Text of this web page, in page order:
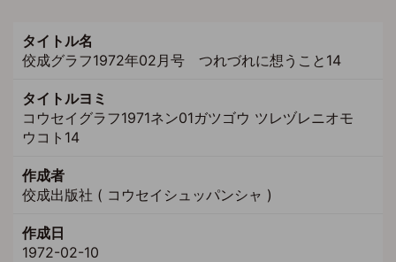
タイトル名
佼成グラフ1972年02月号 つれづれに想うこと14
タイトルヨミ
コウセイグラフ1971ネン01ガツゴウ ツレヅレニオモ
ウコト14
作成者
佼成出版社 ( コウセイシュッパンシャ )
作成日
1972-02-10